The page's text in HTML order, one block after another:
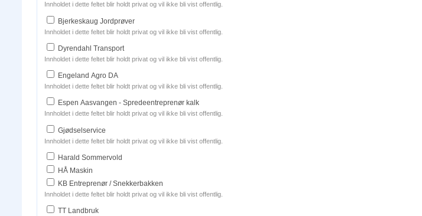
Innholdet i dette feltet blir holdt privat og vil ikke bli vist offentlig.
Bjerkeskaug Jordprøver
Innholdet i dette feltet blir holdt privat og vil ikke bli vist offentlig.
Dyrendahl Transport
Innholdet i dette feltet blir holdt privat og vil ikke bli vist offentlig.
Engeland Agro DA
Innholdet i dette feltet blir holdt privat og vil ikke bli vist offentlig.
Espen Aasvangen - Spredeentreprenør kalk
Innholdet i dette feltet blir holdt privat og vil ikke bli vist offentlig.
Gjødselservice
Innholdet i dette feltet blir holdt privat og vil ikke bli vist offentlig.
Harald Sommervold
HÅ Maskin
KB Entreprenør / Snekkerbakken
Innholdet i dette feltet blir holdt privat og vil ikke bli vist offentlig.
TT Landbruk